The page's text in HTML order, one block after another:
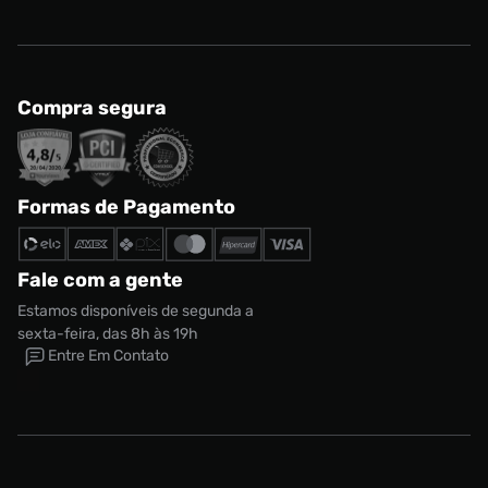
Compra segura
Formas de Pagamento
Fale com a gente
Estamos disponíveis de segunda a
sexta-feira, das 8h às 19h
Entre Em Contato